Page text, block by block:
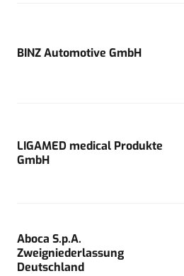
BINZ Automotive GmbH
LIGAMED medical Produkte
GmbH
Aboca S.p.A.
Zweigniederlassung
Deutschland